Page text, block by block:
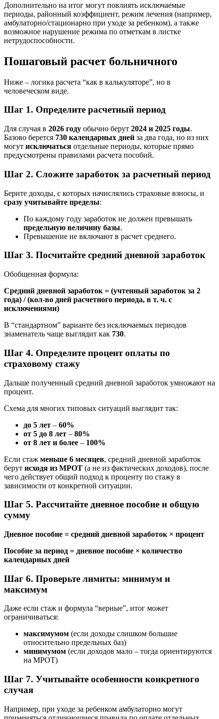
Дополнительно на итог могут повлиять исключаемые
периоды, районный коэффициент, режим лечения (например,
амбулаторно/стационарно при уходе за ребенком), а также
возможное нарушение режима по отметкам в листке
нетрудоспособности.
Пошаговый расчет больничного
Ниже – логика расчета “как в калькуляторе”, но в
человеческом виде.
Шаг 1. Определите расчетный период
Для случая в 2026 году обычно берут 2024 и 2025 годы.
Базово берется 730 календарных дней за два года, но из них
могут исключаться отдельные периоды, которые прямо
предусмотрены правилами расчета пособий.
Шаг 2. Сложите заработок за расчетный период
Берите доходы, с которых начислялись страховые взносы, и
сразу учитывайте пределы:
По каждому году заработок не должен превышать
предельную величину базы.
Превышение не включают в расчет среднего.
Шаг 3. Посчитайте средний дневной заработок
Обобщенная формула:
Средний дневной заработок = (учтенный заработок за 2
года) / (кол-во дней расчетного периода, в т. ч. с
исключениями)
В “стандартном” варианте без исключаемых периодов
знаменатель чаще выглядит как 730.
Шаг 4. Определите процент оплаты по
страховому стажу
Дальше полученный средний дневной заработок умножают на
процент.
Схема для многих типовых ситуаций выглядит так:
до 5 лет – 60%
от 5 до 8 лет – 80%
от 8 лет и более – 100%
Если стаж меньше 6 месяцев, средний дневной заработок
берут исходя из МРОТ (а не из фактических доходов), после
чего действует общий подход к проценту по стажу в
зависимости от конкретной ситуации.
Шаг 5. Рассчитайте дневное пособие и общую
сумму
Дневное пособие = средний дневной заработок × процент
Пособие за период = дневное пособие × количество
календарных дней
Шаг 6. Проверьте лимиты: минимум и
максимум
Даже если стаж и формула “верные”, итог может
ограничиваться:
максимумом (если доходы слишком большие
относительно предельных баз)
минимумом (если доходов мало – тогда ориентируются
на МРОТ)
Шаг 7. Учитывайте особенности конкретного
случая
Например, при уходе за ребенком амбулаторно могут